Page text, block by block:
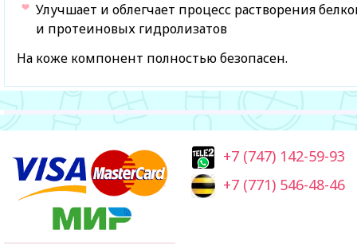
Улучшает и облегчает процесс растворения
и протеиновых гидролизатов
На коже компонент полностью безопасен.
+7 (747) 142-59-93
+7 (771) 546-48-46